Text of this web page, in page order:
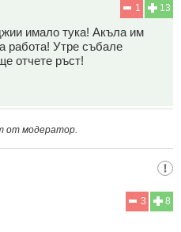
13
1
имало тука! Акъла им
работа! Утре събале
отчете ръст!
от модератор.
8
3